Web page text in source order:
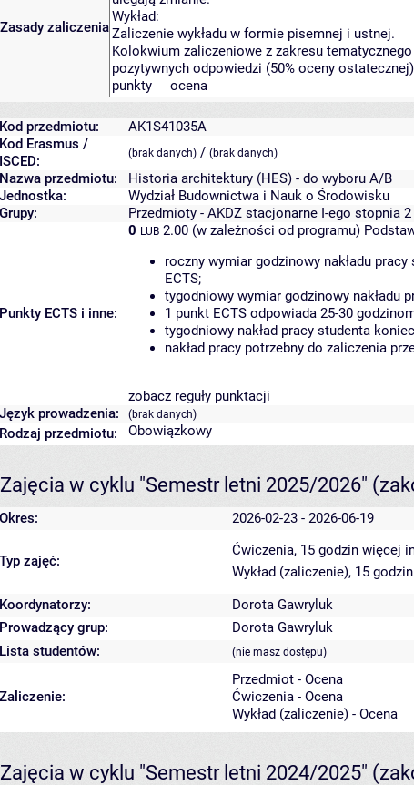
Zasady zaliczenia
Kod przedmiotu:
AK1S41035A
Kod Erasmus /
ISCED:
(brak danych) / (brak danych)
Nazwa przedmiotu:
Historia architektury (HES) - do wyboru A/B
Jednostka:
Wydział Budownictwa i Nauk o Środowisku
Grupy:
Przedmioty - AKDZ stacjonarne I-ego stopnia
Punkty ECTS i inne:
0 LUB 2.00 (w zależności od programu)
roczny wymiar godzinowy nakładu
ECTS;
tygodniowy wymiar godzinowy nakładu
1 punkt ECTS odpowiada 25-30
tygodniowy nakład pracy studenta
nakład pracy potrzebny do zaliczenia
zobacz reguły punktacji
Język prowadzenia:
(brak danych)
Rodzaj przedmiotu: Obowiązkowy
Zajęcia w cyklu "Semestr letni 2025/2026"
Okres: 2026-02-23 - 2026-06-19
Typ zajęć:
Ćwiczenia, 15 godzin więcej
Wykład (zaliczenie), 15 godzin
Koordynatorzy:
Dorota Gawryluk
Prowadzący grup:
Dorota Gawryluk
Lista studentów:
(nie masz dostępu)
Zaliczenie:
Przedmiot - Ocena
Ćwiczenia - Ocena
Wykład (zaliczenie) - Ocena
Zajęcia w cyklu "Semestr letni 2024/2025"